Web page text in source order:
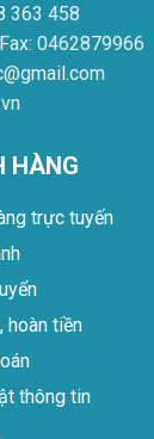
363 458
0462879966
HÀNG
trực tuyến
hoàn tiền
thông tin